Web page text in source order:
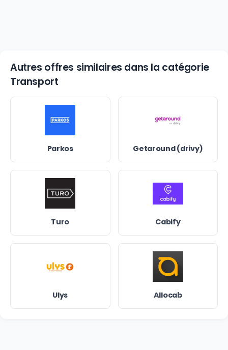
Autres offres similaires dans la catégorie
Transport
Parkos Getaround (drivy)
Turo Cabify
Ulys Allocab